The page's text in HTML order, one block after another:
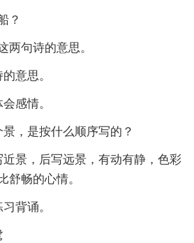
？
两句诗的意思。
意思。
感情。
景，是按什么顺序写的？
近景，后写远景，有动有静，色彩
舒畅的心情。
背诵。